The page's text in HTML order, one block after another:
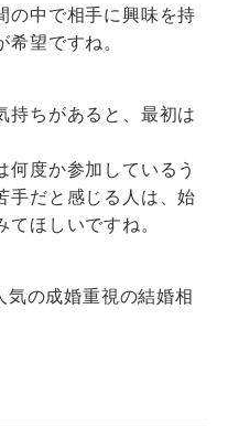
の中で相手に興味を持
望ですね。
持ちがあると、最初は
何度か参加しているう
手だと感じる人は、始
ほしいですね。
の成婚重視の結婚相